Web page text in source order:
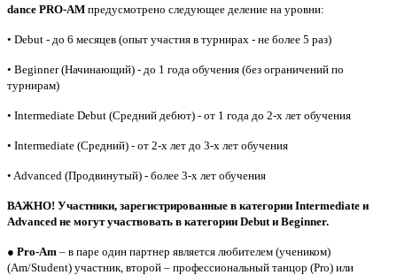
dance PRO-AM предусмотрено следующее деление на уровни:
• Debut - до 6 месяцев (опыт участия в турнирах - не более 5 раз)
• Beginner (Начинающий) - до 1 года обучения (без ограничений по
турнирам)
• Intermediate Debut (Средний дебют) - от 1 года до 2-х лет обучения
• Intermediate (Средний) - от 2-х лет до 3-х лет обучения
• Advanced (Продвинутый) - более 3-х лет обучения
ВАЖНО! Участники, зарегистрированные в категории Intermediate и
Advanced не могут участвовать в категории Debut и Beginner.
● Pro-Am – в паре один партнер является любителем (учеником)
(Am/Student) участник, второй – профессиональный танцор (Pro) или